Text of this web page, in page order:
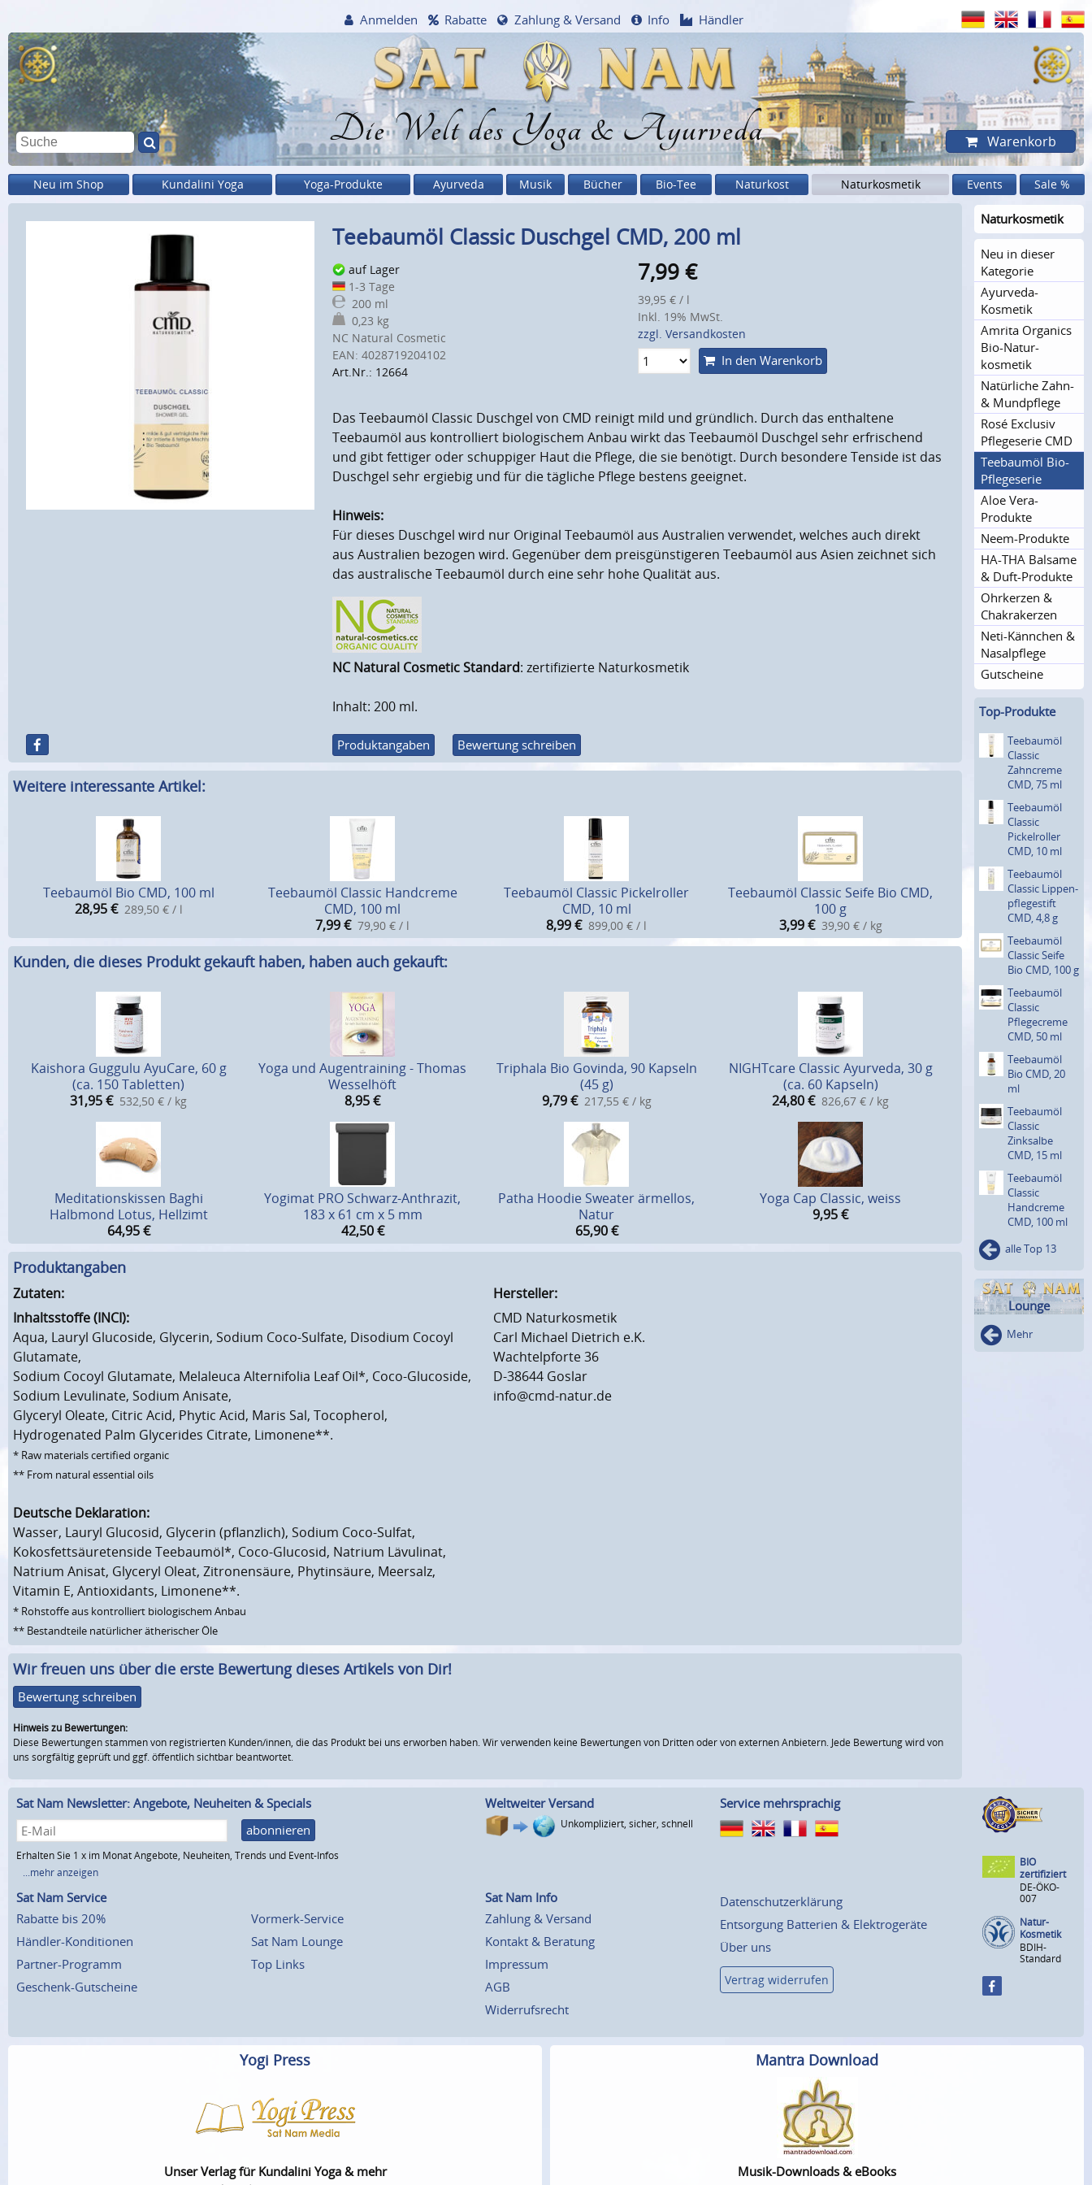
Die Welt des Yoga & Ayurveda
Anmelden Rabatte Zahlung & Versand Info Händler
Warenkorb
Neu im Shop Kundalini Yoga Yoga-Produkte Ayurveda Musik Bücher Bio-Tee Naturkost Naturkosmetik Events Sale %
Teebaumöl Classic Duschgel CMD, 200 ml
auf Lager
1-3 Tage
200 ml
0,23 kg
NC Natural Cosmetic
EAN: 4028719204102
Art.Nr.: 12664
7,99€
39,95 € / l
Inkl. 19% MwSt.
zzgl. Versandkosten
In den Warenkorb
Das Teebaumöl Classic Duschgel von CMD reinigt mild und gründlich. Durch das enthaltene
Teebaumöl aus kontrolliert biologischem Anbau wirkt das Teebaumöl Duschgel sehr erfrischend
und gibt fettiger oder schuppiger Haut die Pflege, die sie benötigt. Durch besondere Tenside ist das
Duschgel sehr ergiebig und für die tägliche Pflege bestens geeignet.
Hinweis:
Für dieses Duschgel wird nur Original Teebaumöl aus Australien verwendet, welches auch direkt
aus Australien bezogen wird. Gegenüber dem preisgünstigeren Teebaumöl aus Asien zeichnet sich
das australische Teebaumöl durch eine sehr hohe Qualität aus.
NC Natural Cosmetic Standard: zertifizierte Naturkosmetik
Inhalt: 200 ml.
Produktangaben Bewertung schreiben
Weitere interessante Artikel:
Teebaumöl Bio CMD, 100 ml
28,95 € 289,50 € / l
Teebaumöl Classic Handcreme
CMD, 100 ml
7,99€ 79,90 € / l
Teebaumöl Classic Pickelroller
CMD, 10 ml
8,99€ 899,00 € / l
Teebaumöl Classic Seife Bio CMD,
100 g
3,99 € 39,90 € / kg
Kunden, die dieses Produkt gekauft haben, haben auch gekauft:
Kaishora Guggulu AyuCare, 60 g
(ca. 150 Tabletten)
31,95€ 532,50 € / kg
Yoga und Augentraining - Thomas
Wesselhöft
8,95€
Triphala Bio Govinda, 90 Kapseln
(45 g)
9,79 € 217,55 € / kg
NIGHTcare Classic Ayurveda, 30 g
(ca. 60 Kapseln)
24,80€ 826,67 € / kg
Meditationskissen Baghi
Halbmond Lotus, Hellzimt
64,95 €
Yogimat PRO Schwarz-Anthrazit,
183 x 61 cm x 5 mm
42,50 €
Patha Hoodie Sweater ärmellos,
Natur
65,90 €
Yoga Cap Classic, weiss
9,95€
Produktangaben
Zutaten:
Inhaltsstoffe (INCI):
Aqua, Lauryl Glucoside, Glycerin, Sodium Coco-Sulfate, Disodium Cocoyl
Glutamate,
Sodium Cocoyl Glutamate, Melaleuca Alternifolia Leaf Oil*, Coco-Glucoside,
Sodium Levulinate, Sodium Anisate,
Glyceryl Oleate, Citric Acid, Phytic Acid, Maris Sal, Tocopherol,
Hydrogenated Palm Glycerides Citrate, Limonene**.
* Raw materials certified organic
** From natural essential oils
Deutsche Deklaration:
Wasser, Lauryl Glucosid, Glycerin (pflanzlich), Sodium Coco-Sulfat,
Kokosfettsäuretenside Teebaumöl*, Coco-Glucosid, Natrium Lävulinat,
Natrium Anisat, Glyceryl Oleat, Zitronensäure, Phytinsäure, Meersalz,
Vitamin E, Antioxidants, Limonene**.
* Rohstoffe aus kontrolliert biologischem Anbau
** Bestandteile natürlicher ätherischer Öle
Hersteller:
CMD Naturkosmetik
Carl Michael Dietrich e.K.
Wachtelpforte 36
D-38644 Goslar
info@cmd-natur.de
Wir freuen uns über die erste Bewertung dieses Artikels von Dir!
Bewertung schreiben
Hinweis zu Bewertungen:
Diese Bewertungen stammen von registrierten Kunden/innen, die das Produkt bei uns erworben haben. Wir verwenden keine Bewertungen von Dritten oder von externen Anbietern. Jede Bewertung wird von
uns sorgfältig geprüft und ggf. öffentlich sichtbar beantwortet.
Naturkosme­tik
Neu in dieser
Kategorie
Ayurveda-
Kosmetik
Amrita Organics
Bio-Natur­
kosmetik
Natürliche Zahn-
& Mundpflege
Rosé Exclusiv
Pflegeserie CMD
Teebaumöl Bio-
Pflegeserie
Aloe Vera-
Produkte
Neem-Produkte
HA-THA Balsame
& Duft-Produkte
Ohrkerzen &
Chakrakerzen
Neti-Kännchen &
Nasalpflege
Gutscheine
Top-Produkte
Teebaumöl
Classic
Zahncreme
CMD, 75 ml
Teebaumöl
Classic
Pickelrol­ler
CMD, 10 ml
Teebaumöl
Classic Lippen­
pfleges­tift
CMD, 4,8 g
Teebaumöl
Classic Seife
Bio CMD, 100 g
Teebaumöl
Classic
Pflegecre­me
CMD, 50 ml
Teebaumöl
Bio CMD, 20
ml
Teebaumöl
Classic
Zinksalbe
CMD, 15 ml
Teebaumöl
Classic
Handcreme
CMD, 100 ml
alle Top 13
Lounge
Mehr
Sat Nam Newsletter: Angebote, Neuheiten & Specials
abonnieren
Erhalten Sie 1 x im Monat Angebote, Neuheiten, Trends und Event-Infos
...mehr anzeigen
Weltweiter Versand
Unkompliziert, sicher, schnell
Service mehrsprachig
Sat Nam Service
Rabatte bis 20%
Händler-Konditionen
Partner-Programm
Geschenk-Gutscheine
Vormerk-Service
Sat Nam Lounge
Top Links
Sat Nam Info
Zahlung & Versand
Kontakt & Beratung
Impressum
AGB
Widerrufsrecht
Datenschutzerklärung
Entsorgung Batterien & Elektrogeräte
Über uns
Vertrag widerrufen
BIO
zertifiziert
DE-ÖKO-
007
Natur-
Kosmetik
BDIH-
Standard
Yogi Press
Unser Verlag für Kundalini Yoga & mehr
Mantra Download
Musik-Downloads & eBooks